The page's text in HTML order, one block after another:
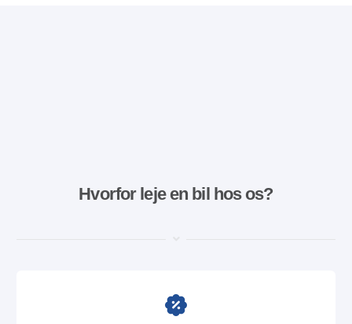
Hvorfor leje en bil hos os?